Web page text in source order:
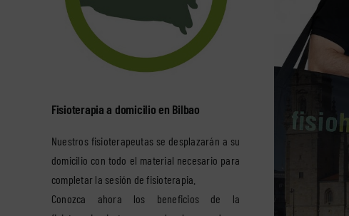
Fisioterapia a domicilio en Bilbao
Nuestros fisioterapeutas se desplazarán a su
domicilio con todo el material necesario para
completar la sesión de fisioterapia.
Conozca ahora los beneficios de la